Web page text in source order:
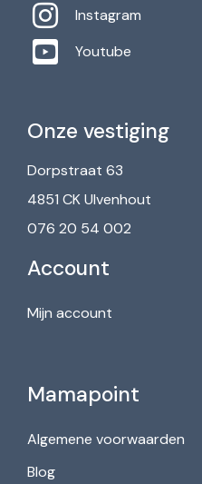
Instagram
Youtube
Onze vestiging
Dorpstraat 63
4851 CK Ulvenhout
076 20 54 002
Account
Mijn account
Mamapoint
Algemene voorwaarden
Blog